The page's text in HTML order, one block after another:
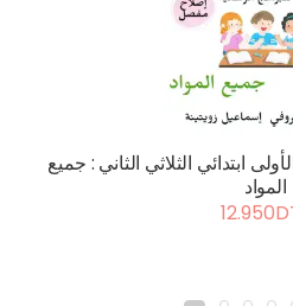
ابتدائي الثلاثي الثاني : جميع
المواد